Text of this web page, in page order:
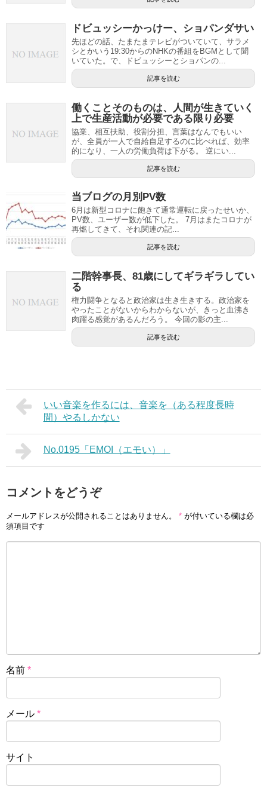
ドビュッシーかっけー、ショパンダサい
先ほどの話、たまたまテレビがついていて、サラメ
シとかいう19:30からのNHKの番組をBGMとして聞
いていた。で、ドビュッシーとショパンの...
記事を読む
働くことそのものは、人間が生きていく
上で生産活動が必要である限り必要
協業、相互扶助、役割分担、言葉はなんでもいい
が、全員が一人で自給自足するのに比べれば、効率
的になり、一人の労働負荷は下がる。 逆にい...
記事を読む
当ブログの月別PV数
6月は新型コロナに飽きて通常運転に戻ったせいか、
PV数、ユーザー数が低下した。 7月はまたコロナが
再燃してきて、それ関連の記...
記事を読む
二階幹事長、81歳にしてギラギラしてい
る
権力闘争となると政治家は生き生きする。政治家を
やったことがないからわからないが、きっと血沸き
肉躍る感覚があるんだろう。 今回の影の主...
記事を読む
いい音楽を作るには、音楽を（ある程度長時
間）やるしかない
No.0195「EMOI（エモい）」
コメントをどうぞ
メールアドレスが公開されることはありません。 * が付いている欄は必
須項目です
名前 *
メール *
サイト